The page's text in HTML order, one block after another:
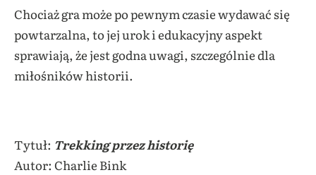
Chociaż gra może po pewnym czasie wydawać się
powtarzalna, to jej urok i edukacyjny aspekt
sprawiają, że jest godna uwagi, szczególnie dla
miłośników historii.
Tytuł: Trekking przez historię
Autor: Charlie Bink